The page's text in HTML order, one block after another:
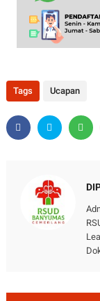
Tags Ucapan